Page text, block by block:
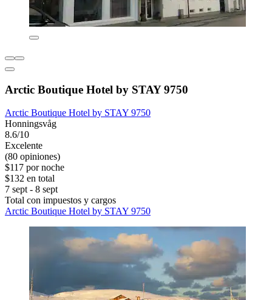
Arctic Boutique Hotel by STAY 9750
Arctic Boutique Hotel by STAY 9750
Honningsvåg
8.6/10
Excelente
(80 opiniones)
$117 por noche
$132 en total
7 sept - 8 sept
Total con impuestos y cargos
Arctic Boutique Hotel by STAY 9750